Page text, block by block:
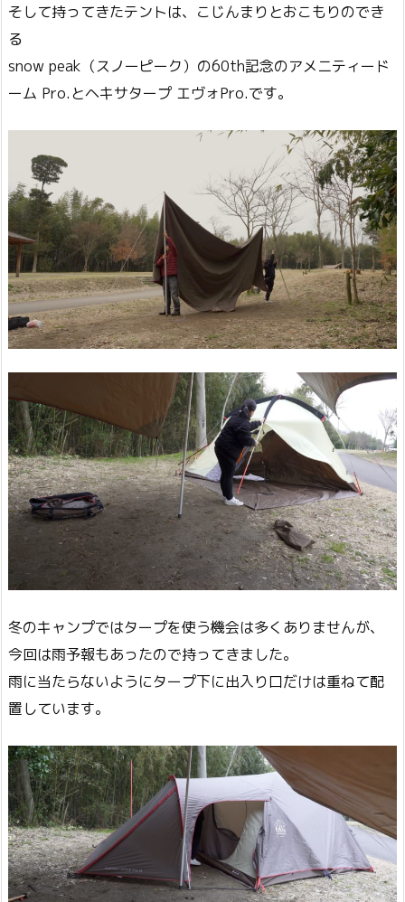
そして持ってきたテントは、こじんまりとおこもりのでき
る
snow peak（スノーピーク）の60th記念のアメニティード
ーム Pro.とヘキサタープ エヴォPro.です。
冬のキャンプではタープを使う機会は多くありませんが、
今回は雨予報もあったので持ってきました。
雨に当たらないようにタープ下に出入り口だけは重ねて配
置しています。